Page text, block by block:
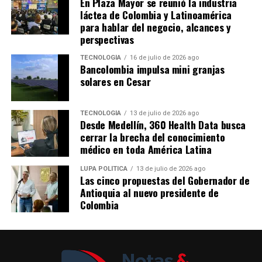
Comparte el artículo:
Me gusta esto:
Antioquia proyecta un crecimiento del 19 % en las
ventas de Aguardiente Antioqueño en comparación con
2025, cifra con la que busca consolidar a la marca como
referente de las celebraciones más importantes de los
antioqueños.
Comparte el artículo:
Me gusta esto:
amazilia andina y el colibrí rubí. El recorrido se
complementa con una feria comercial de 20 artesanos
tradicionales, con propuestas de joyería en filigrana,
mochilas wayuu, ruanas de Nobsa, sombreros aguadeños
y cerámica del Carmen de Viboral, entre otros oficios.
Del 6 al 17 de agosto, Plaza Cines, el pasillo Norte y
este año contará con México como país invitado, en un
láctea de Colombia y Latinoamérica
para hablar del negocio, alcances y
perspectivas
TECNOLOGÍA 16 de julio de 2026 ago
Bancolombia impulsa mini granjas
solares en Cesar
TECNOLOGÍA 13 de julio de 2026 ago
Desde Medellín, 360 Health Data busca
cerrar la brecha del conocimiento
médico en toda América Latina
LUPA POLÍTICA 13 de julio de 2026 ago
Las cinco propuestas del Gobernador de
Antioquia al nuevo presidente de
Colombia